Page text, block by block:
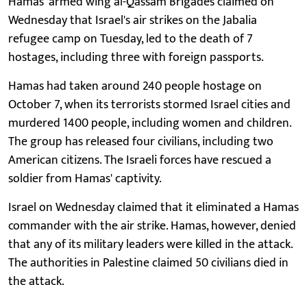
Wednesday that Israel's air strikes on the Jabalia
refugee camp on Tuesday, led to the death of 7
hostages, including three with foreign passports.
Hamas had taken around 240 people hostage on
October 7, when its terrorists stormed Israel cities and
murdered 1400 people, including women and children.
The group has released four civilians, including two
American citizens. The Israeli forces have rescued a
soldier from Hamas' captivity.
Israel on Wednesday claimed that it eliminated a Hamas
commander with the air strike. Hamas, however, denied
that any of its military leaders were killed in the attack.
The authorities in Palestine claimed 50 civilians died in